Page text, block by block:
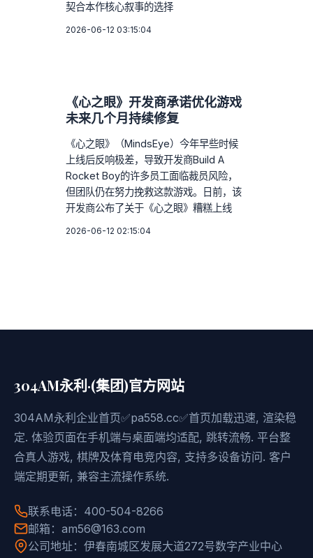
契合本作核心叙事的选择
2026-06-12 03:15:04
《心之眼》开发商承诺优化游戏
未来几个月持续修复
《心之眼》（MindsEye）今年早些时候
上线后反响极差，导致开发商Build A
Rocket Boy的许多员工面临裁员风险，
但团队仍在努力挽救这款游戏。日前，该
开发商公布了关于《心之眼》糟糕上线
2026-06-12 02:15:04
304AM永利·(集团)官方网站
304AM永利企业首页✅pa558.cc✅首页加载迅速, 渲染稳
定. 体验页面在手机端与桌面端均适配, 跳转流畅. 平台整
合真人游戏, 棋牌及体育电竞内容, 支持多设备访问. 客户
端定期更新, 兼容主流操作系统.
联系电话：400-504-8266
邮箱：am56@163.com
公司地址：伊春南城区发展大道272号数字产业中心